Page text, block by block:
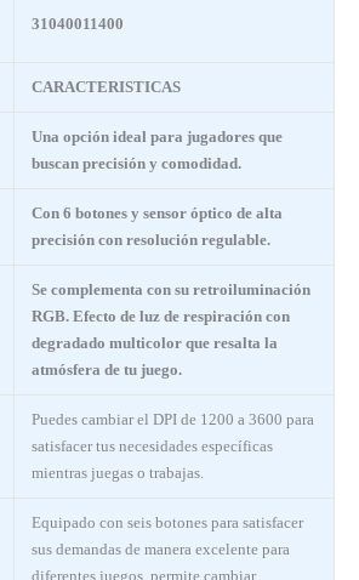
31040011400
CARACTERISTICAS
Una opción ideal para jugadores que
buscan precisión y comodidad.
Con 6 botones y sensor óptico de alta
precisión con resolución regulable.
Se complementa con su retroiluminación
RGB. Efecto de luz de respiración con
degradado multicolor que resalta la
atmósfera de tu juego.
Puedes cambiar el DPI de 1200 a 3600 para
satisfacer tus necesidades específicas
mientras juegas o trabajas.
Equipado con seis botones para satisfacer
sus demandas de manera excelente para
diferentes juegos, permite cambiar